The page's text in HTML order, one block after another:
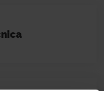
(EER) e